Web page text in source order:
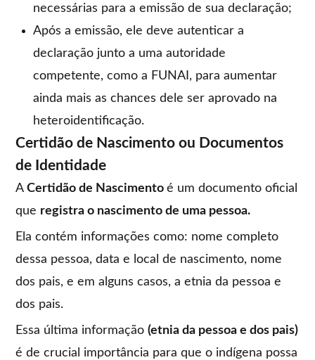
necessárias para a emissão de sua declaração;
Após a emissão, ele deve autenticar a
declaração junto a uma autoridade
competente, como a FUNAI, para aumentar
ainda mais as chances dele ser aprovado na
heteroidentificação.
Certidão de Nascimento ou Documentos
de Identidade
ACertidão de Nascimentoé um documento oficial
que registra o nascimento de uma pessoa.
Ela contém informações como: nome completo
dessa pessoa, data e local de nascimento, nome
dos pais, e em alguns casos, a etnia da pessoa e
dos pais.
Essa última informação(etnia da pessoa e dos pais)
é de crucial importância para que o indígena possa